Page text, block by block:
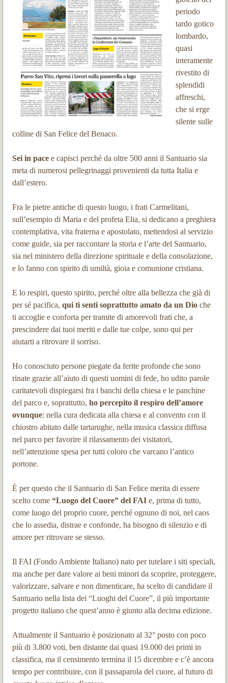
periodo
tardo gotico
lombardo,
quasi
interamente
rivestito di
splendidi
affreschi,
che si erge
silente sulle
colline di San Felice del Benaco.
Sei in pacee capisci perché da oltre 500 anni il Santuario sia
meta di numerosi pellegrinaggi provenienti da tutta Italia e
dall’estero.
Fra le pietre antiche di questo luogo, i frati Carmelitani,
sull’esempio di Maria e del profeta Elia, si dedicano a preghiera
contemplativa, vita fraterna e apostolato, mettendosi al servizio
come guide, sia per raccontare la storia e l’arte del Santuario,
sia nel ministero della direzione spirituale e della consolazione,
e lo fanno con spirito di umiltà, gioia e comunione cristiana.
E lo respiri, questo spirito, perché oltre alla bellezza che già di
per sé pacifica, qui ti senti soprattutto amato da un Dioche
ti accoglie e conforta per tramite di amorevoli frati che, a
prescindere dai tuoi meriti e dalle tue colpe, sono qui per
aiutarti a ritrovare il sorriso.
Ho conosciuto persone piegate da ferite profonde che sono
rinate grazie all’aiuto di questi uomini di fede, ho udito parole
caritatevoli dispiegarsi fra i banchi della chiesa e le panchine
del parco e, soprattutto, ho percepito il respiro dell’amore
ovunque: nella cura dedicata alla chiesa e al convento con il
chiostro abitato dalle tartarughe, nella musica classica diffusa
nel parco per favorire il rilassamento dei visitatori,
nell’attenzione spesa per tutti coloro che varcano l’antico
portone.
È per questo che il Santuario di San Felice merita di essere
scelto come “Luogo del Cuore” del FAIe, prima di tutto,
come luogo del proprio cuore, perché ognuno di noi, nel caos
che lo assedia, distrae e confonde, ha bisogno di silenzio e di
amore per ritrovare se stesso.
Il FAI (Fondo Ambiente Italiano) nato per tutelare i siti speciali,
ma anche per dare valore ai beni minori da scoprire, proteggere,
valorizzare, salvare e non dimenticare, ha scelto di candidare il
Santuario nella lista dei “Luoghi del Cuore”, il più importante
progetto italiano che quest’anno è giunto alla decima edizione.
Attualmente il Santuario è posizionato al 32° posto con poco
più di 3.800 voti, ben distante dai quasi 19.000 dei primi in
classifica, ma il censimento termina il 15 dicembre e c’è ancora
tempo per contribuire, con il passaparola del cuore, al futuro di